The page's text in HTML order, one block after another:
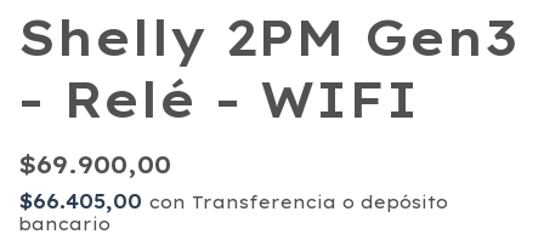
Shelly 2PM Gen3
- Relé - WIFI
$69.900,00
$66.405,00 con Transferencia o depósito
bancario